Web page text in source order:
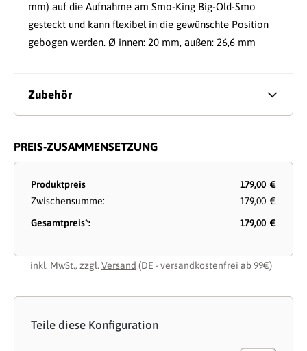
mm) auf die Aufnahme am Smo-King Big-Old-Smo
gesteckt und kann flexibel in die gewünschte Position
gebogen werden. Ø innen: 20 mm, außen: 26,6 mm
Zubehör
PREIS-ZUSAMMENSETZUNG
Produktpreis
179,00 €
Zwischensumme:
179,00 €
Gesamtpreis*:
179,00 €
inkl. MwSt., zzgl. Versand (DE - versandkostenfrei ab 99€)
Teile diese Konfiguration